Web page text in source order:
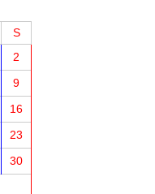
S
2
9
16
23
30